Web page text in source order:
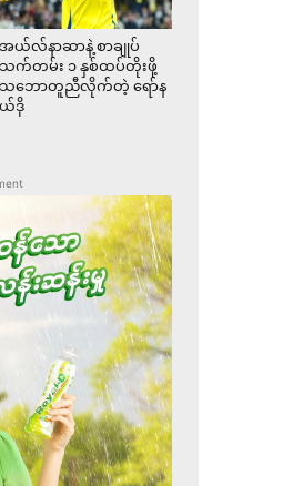
အယ်လ်နာဆာနဲ့ စာချုပ်
သက်တမ်း ၁ နှစ်ထပ်တိုးဖို့
သဘောတူညီလိုက်တဲ့ ရော်န
ယ်ဒို